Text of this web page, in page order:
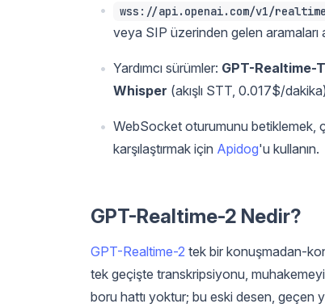
wss://api.openai.com/v1/
veya SIP üzerinden gelen aramaları
Yardımcı sürümler: GPT-Realtime-
Whisper (akışlı STT, 0.017$/
WebSocket oturumunu betiklemek,
karşılaştırmak için Apidog'u kullanın.
GPT-Realtime-2 Nedir?
GPT-Realtime-2 tek bir konuşmadan-
tek geçişte transkripsiyonu,
boru hattı yoktur; bu eski desen, geçen